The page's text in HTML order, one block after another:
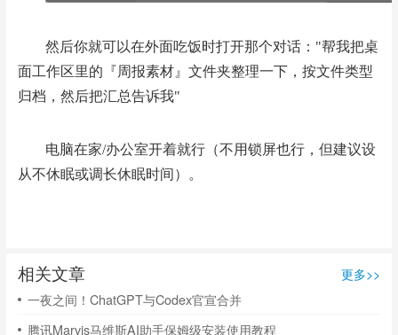
然后你就可以在外面吃饭时打开那个对话："帮我把桌
面工作区里的『周报素材』文件夹整理一下，按文件类型
归档，然后把汇总告诉我"
电脑在家/办公室开着就行（不用锁屏也行，但建议设
从不休眠或调长休眠时间）。
相关文章
更多>>
一夜之间！ChatGPT与Codex官宣合并
腾讯Marvis马维斯AI助手保姆级安装使用教程